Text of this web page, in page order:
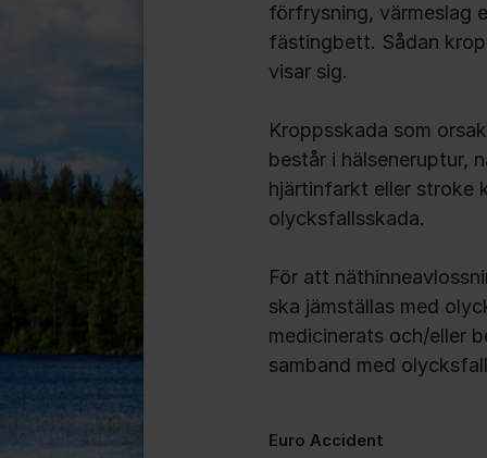
förfrysning, värmeslag
fästingbett. Sådan
visar sig.
Kroppsskada som
består i hälseneruptur,
hjärtinfarkt eller stroke
olycksfallsskada.
För att
ska jämställas med
medicinerats och/eller
samband med
Euro Accident